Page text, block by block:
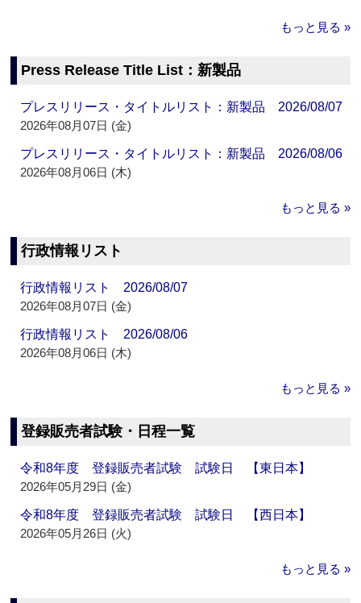
もっと見る »
Press Release Title List：新製品
プレスリリース・タイトルリスト：新製品 2026/08/07
2026年08月07日 (金)
プレスリリース・タイトルリスト：新製品 2026/08/06
2026年08月06日 (木)
もっと見る »
行政情報リスト
行政情報リスト 2026/08/07
2026年08月07日 (金)
行政情報リスト 2026/08/06
2026年08月06日 (木)
もっと見る »
登録販売者試験・日程一覧
令和8年度 登録販売者試験 試験日 【東日本】
2026年05月29日 (金)
令和8年度 登録販売者試験 試験日 【西日本】
2026年05月26日 (火)
もっと見る »